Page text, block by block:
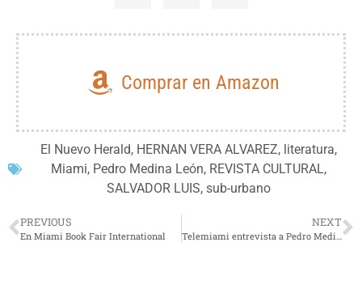
Comprar en Amazon
El Nuevo Herald, HERNAN VERA ALVAREZ, literatura,
Miami, Pedro Medina León, REVISTA CULTURAL,
SALVADOR LUIS, sub-urbano
PREVIOUS
En Miami Book Fair International
NEXT